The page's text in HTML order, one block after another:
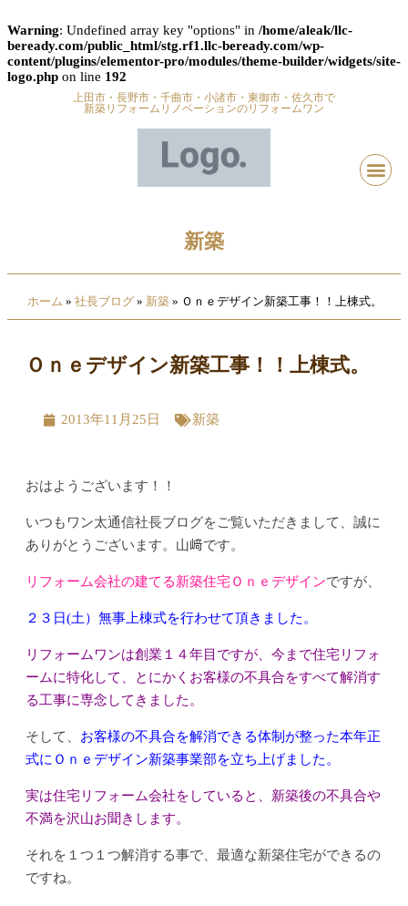
Warning: Undefined array key "options" in /home/aleak/llc-
beready.com/public_html/stg.rf1.llc-beready.com/wp-
content/plugins/elementor-pro/modules/theme-builder/widgets/site-
logo.php on line 192
上田市・長野市・千曲市・小諸市・東御市・佐久市で
新築リフォームリノベーションのリフォームワン
新築
ホーム » 社長ブログ » 新築 » Ｏｎｅデザイン新築工事！！上棟式。
Ｏｎｅデザイン新築工事！！上棟式。
2013年11月25日 新築
おはようございます！！
いつもワン太通信社長ブログをご覧いただきまして、誠に
ありがとうございます。山﨑です。
リフォーム会社の建てる新築住宅Ｏｎｅデザインですが、
２３日(土）無事上棟式を行わせて頂きました。
リフォームワンは創業１４年目ですが、今まで住宅リフォ
ームに特化して、とにかくお客様の不具合をすべて解消す
る工事に専念してきました。
そして、 お客様の不具合を解消できる体制が整った本年正
式にＯｎｅデザイン新築事業部を立ち上げました。
実は住宅リフォーム会社をしていると、新築後の不具合や
不満を沢山お聞きします。
それを１つ１つ解消する事で、最適な新築住宅ができるの
ですね。